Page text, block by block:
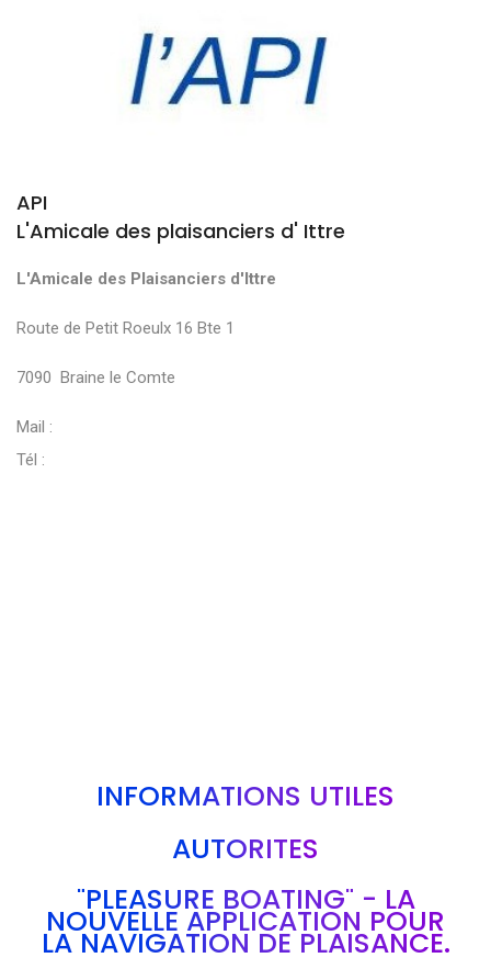
API
L'Amicale des plaisanciers d' Ittre
L'Amicale des Plaisanciers d'Ittre
Route de Petit Roeulx 16 Bte 1
7090 Braine le Comte
Mail :
Tél :
INFORMATIONS UTILES
AUTORITÉS
"PLEASURE BOATING" - LA
NOUVELLE APPLICATION POUR
LA NAVIGATION DE PLAISANCE.